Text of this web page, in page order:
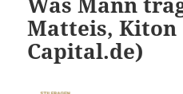
Matteis,
Capital.de)